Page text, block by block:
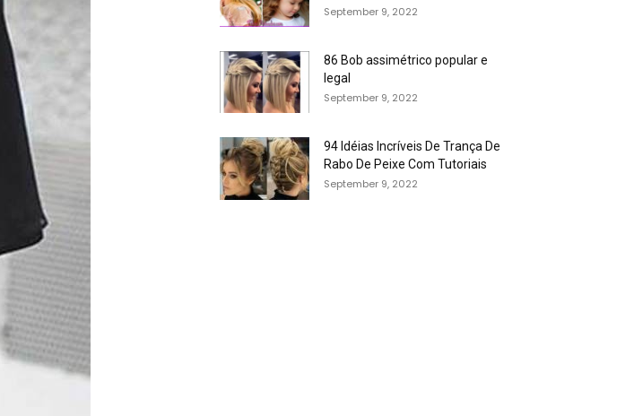
September 9, 2022
86 Bob assimétrico popular e
legal
September 9, 2022
94 Idéias Incríveis De Trança De
Rabo De Peixe Com Tutoriais
September 9, 2022